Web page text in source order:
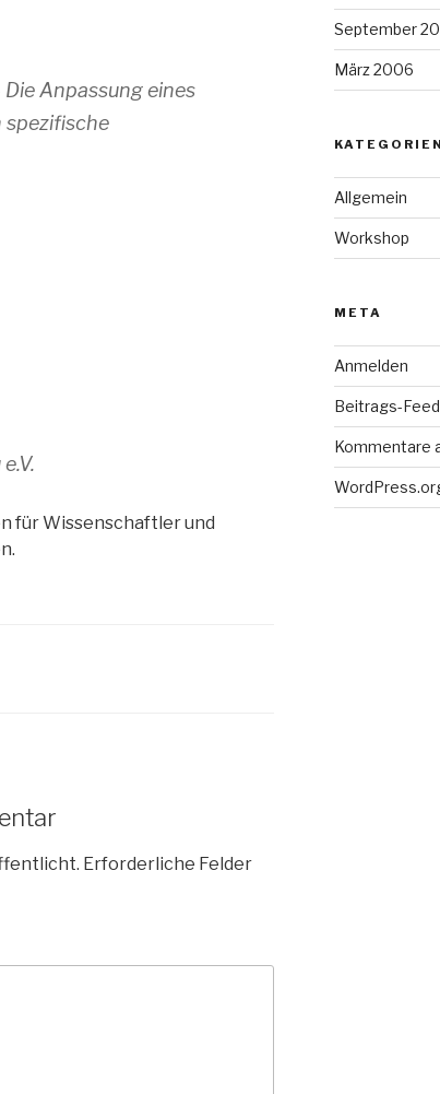
Anpassung eines
spezifische
für Wissenschaftler und
Erforderliche Felder
September
März 2006
KATEGORIEN
Allgemein
Workshop
META
Anmelden
Beitrags-
Kommentare